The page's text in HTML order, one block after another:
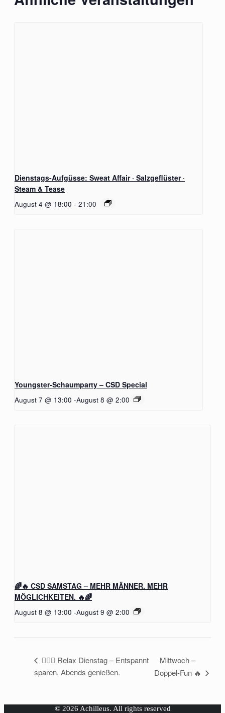
Dienstags-Aufgüsse: Sweat Affair · Salzgeflüster ·
Steam & Tease
August 4 @ 18:00 - 21:00
Youngster-Schaumparty – CSD Special
August 7 @ 13:00 -August 8 @ 2:00
🌈🔥 CSD SAMSTAG – MEHR MÄNNER. MEHR
MÖGLICHKEITEN. 🔥🌈
August 8 @ 13:00 -August 9 @ 2:00
🧖‍♂️✨ Relax Dienstag – Entspannt
sparen. Abends genießen.
Mittwoch –
Doppel-Fun 🔥
© 2026 Achilleus. All rights reserved